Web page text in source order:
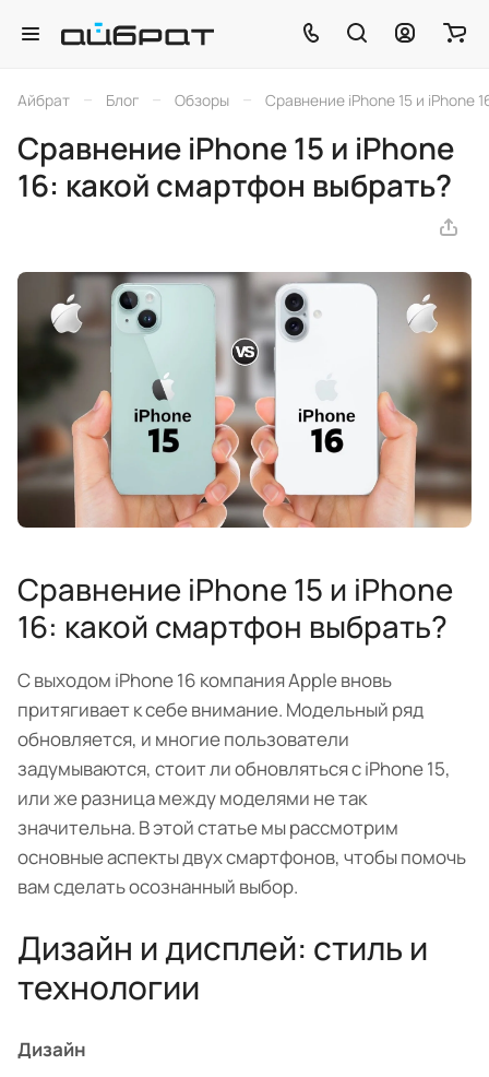
Айбрат – Блог – Обзоры – Сравнение iPhone 15 и iPhone
Сравнение iPhone 15 и iPhone
16: какой смартфон выбрать?
Сравнение iPhone 15 и iPhone
16: какой смартфон выбрать?
С выходом iPhone 16 компания Apple вновь
притягивает к себе внимание. Модельный ряд
обновляется, и многие пользователи
задумываются, стоит ли обновляться с iPhone 15,
или же разница между моделями не так
значительна. В этой статье мы рассмотрим
основные аспекты двух смартфонов, чтобы помочь
вам сделать осознанный выбор.
Дизайн и дисплей: стиль и
технологии
Дизайн